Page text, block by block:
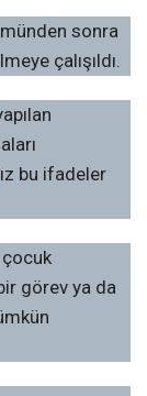
sonra
çalışıldı.
bu ifadeler
çocuk
görev ya da